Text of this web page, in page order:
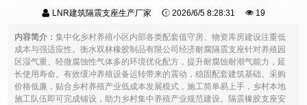
LNR建筑隔震支座生产厂家 2026/6/5 8:28:31 19
内容简介：集中化乡村养殖小区内部各类配套值守房、物资库房建设注重低
成本与强适应性。衡水双林橡胶制品有限公司经济耐腐隔震支座针对养殖园
区湿气重、轻微腐蚀性气体多的环境优化配方，提升耐腐蚀耐潮气能力，延
长使用寿命。有效缓冲养殖设备运转带来的震动，稳固配套建筑基础。采购
价格低廉，贴合乡村养殖产业低成本发展模式，施工简单易上手，乡村本地
施工队伍即可完成铺设，助力乡村集中养殖产业规范建设。隔震橡胶支座安